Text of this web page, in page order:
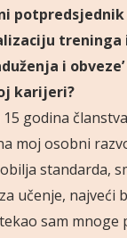
potpredsjednik
treninga
i
karijeri?
godina
moj osobni
standarda,
učenje, najveći
sam